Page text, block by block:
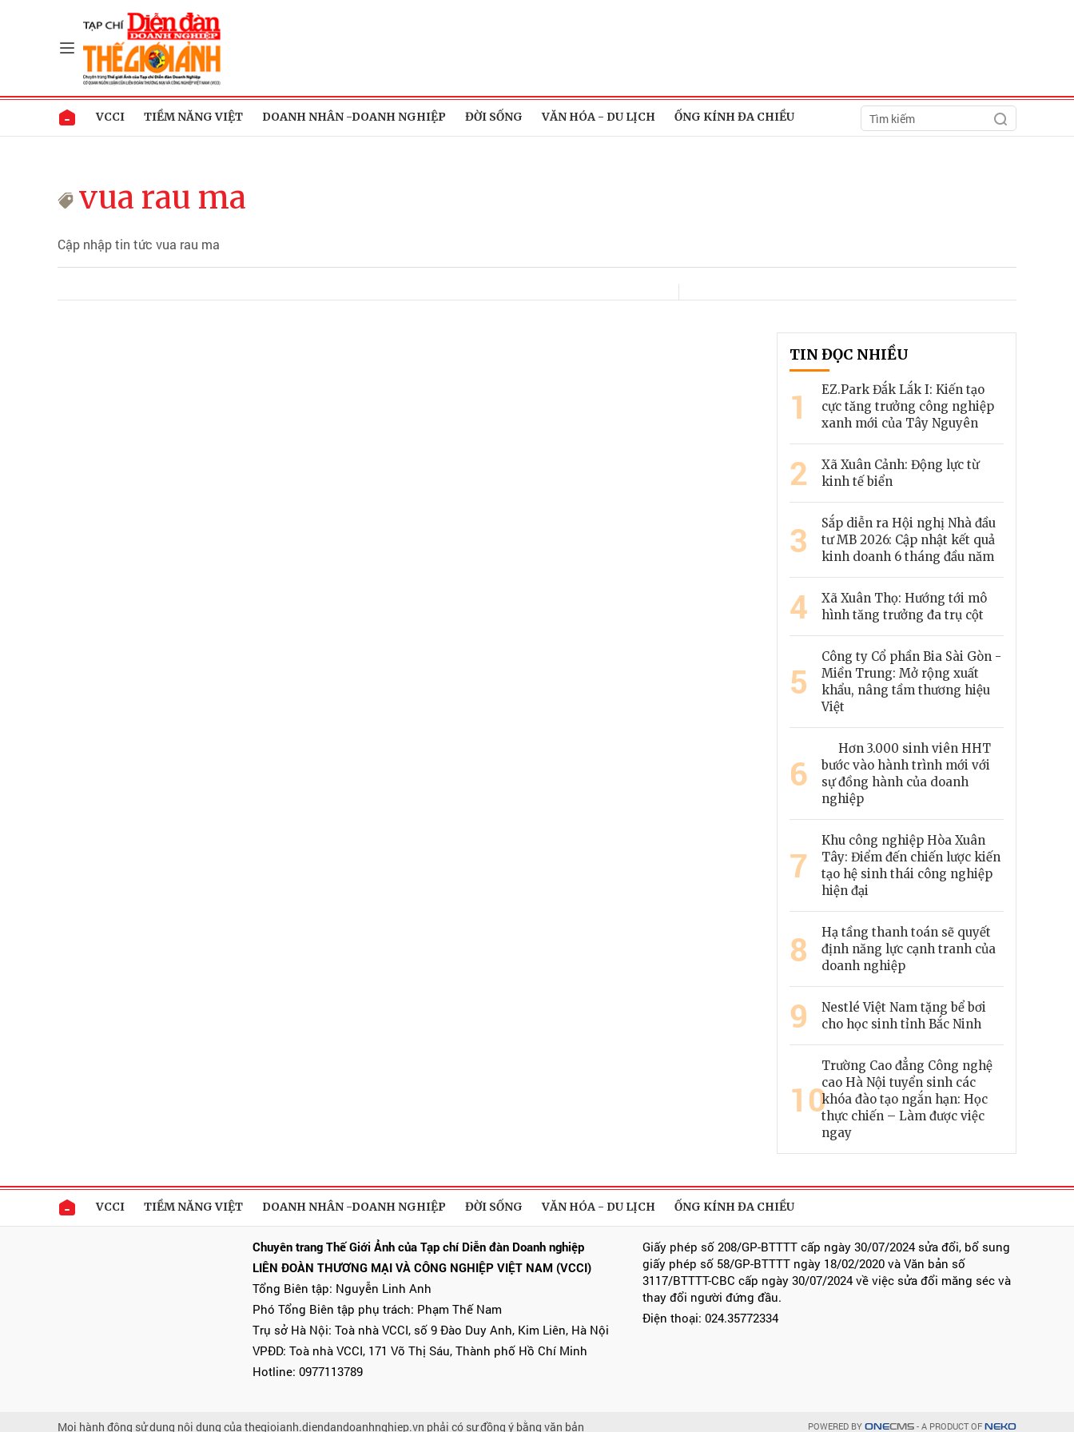
VCCI TIỀM NĂNG VIỆT DOANH NHÂN -DOANH NGHIỆP ĐỜI SỐNG VĂN HÓA - DU LỊCH ỐNG KÍNH ĐA CHIỀU
vua rau ma
Cập nhập tin tức vua rau ma
TIN ĐỌC NHIỀU
1
EZ.Park Đắk Lắk I: Kiến tạo
cực tăng trưởng công nghiệp
xanh mới của Tây Nguyên
2
Xã Xuân Cảnh: Động lực từ
kinh tế biển
3
Sắp diễn ra Hội nghị Nhà đầu
tư MB 2026: Cập nhật kết quả
kinh doanh 6 tháng đầu năm
4
Xã Xuân Thọ: Hướng tới mô
hình tăng trưởng đa trụ cột
5
Công ty Cổ phần Bia Sài Gòn -
Miền Trung: Mở rộng xuất
khẩu, nâng tầm thương hiệu
Việt
6
Hơn 3.000 sinh viên HHT
bước vào hành trình mới với
sự đồng hành của doanh
nghiệp
7
Khu công nghiệp Hòa Xuân
Tây: Điểm đến chiến lược kiến
tạo hệ sinh thái công nghiệp
hiện đại
8
Hạ tầng thanh toán sẽ quyết
định năng lực cạnh tranh của
doanh nghiệp
9
Nestlé Việt Nam tặng bể bơi
cho học sinh tỉnh Bắc Ninh
10
Trường Cao đẳng Công nghệ
cao Hà Nội tuyển sinh các
khóa đào tạo ngắn hạn: Học
thực chiến – Làm được việc
ngay
VCCI TIỀM NĂNG VIỆT DOANH NHÂN -DOANH NGHIỆP ĐỜI SỐNG VĂN HÓA - DU LỊCH ỐNG KÍNH ĐA CHIỀU
Chuyên trang Thế Giới Ảnh của Tạp chí Diễn đàn Doanh nghiệp
LIÊN ĐOÀN THƯƠNG MẠI VÀ CÔNG NGHIỆP VIỆT NAM (VCCI)
Tổng Biên tập: Nguyễn Linh Anh
Phó Tổng Biên tập phụ trách: Phạm Thế Nam
Trụ sở Hà Nội: Toà nhà VCCI, số 9 Đào Duy Anh, Kim Liên, Hà Nội
VPĐD: Toà nhà VCCI, 171 Võ Thị Sáu, Thành phố Hồ Chí Minh
Hotline: 0977113789
Giấy phép số 208/GP-BTTTT cấp ngày 30/07/2024 sửa đổi, bổ sung
giấy phép số 58/GP-BTTTT ngày 18/02/2020 và Văn bản số
3117/BTTTT-CBC cấp ngày 30/07/2024 về việc sửa đổi măng séc và
thay đổi người đứng đầu.
Điện thoại: 024.35772334
Mọi hành động sử dụng nội dung của thegioianh.diendandoanhnghiep.vn phải có sự đồng ý bằng văn bản POWERED BY ONECMS - A PRODUCT OF NEKO